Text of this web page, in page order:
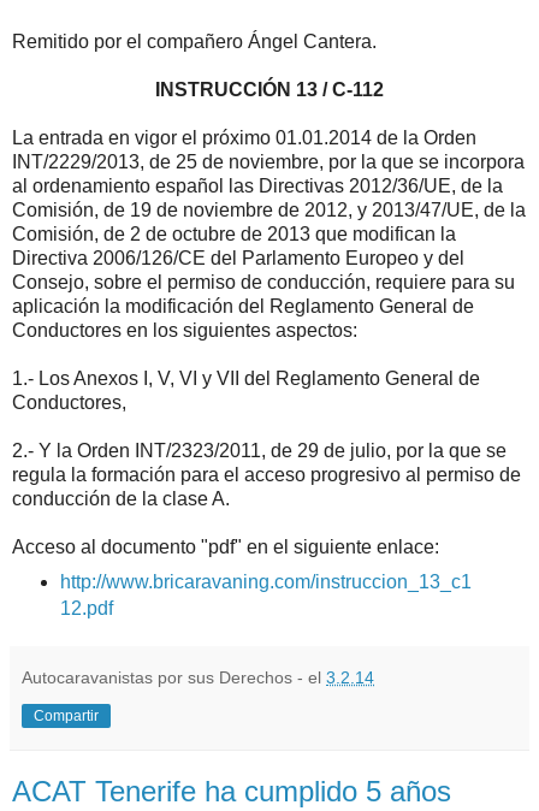
Remitido por el compañero Ángel Cantera.
INSTRUCCIÓN 13 / C-112
La entrada en vigor el próximo 01.01.2014 de la Orden
INT/2229/2013, de 25 de noviembre, por la que se incorpora
al ordenamiento español las Directivas 2012/36/UE, de la
Comisión, de 19 de noviembre de 2012, y 2013/47/UE, de la
Comisión, de 2 de octubre de 2013 que modifican la
Directiva 2006/126/CE del Parlamento Europeo y del
Consejo, sobre el permiso de conducción, requiere para su
aplicación la modificación del Reglamento General de
Conductores en los siguientes aspectos:
1.- Los Anexos I, V, VI y VII del Reglamento General de
Conductores,
2.- Y la Orden INT/2323/2011, de 29 de julio, por la que se
regula la formación para el acceso progresivo al permiso de
conducción de la clase A.
Acceso al documento "pdf" en el siguiente enlace:
http://www.bricaravaning.com/instruccion_13_c1
12.pdf
Autocaravanistas por sus Derechos - el 3.2.14
Compartir
ACAT Tenerife ha cumplido 5 años